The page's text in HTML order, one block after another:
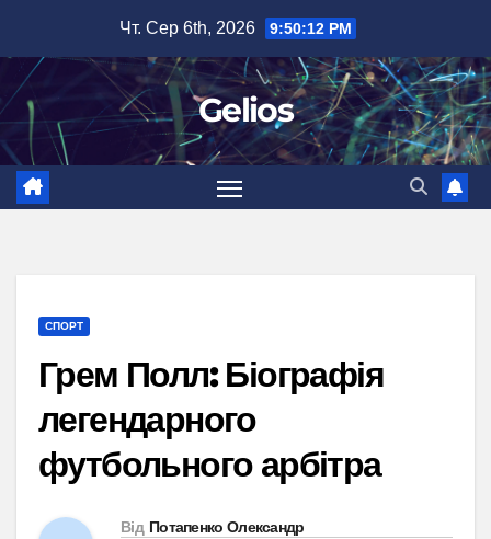
вмісту
Чт. Сер 6th, 2026 9:50:13 PM
Gelios
СПОРТ
Грем Полл: Біографія
легендарного
футбольного арбітра
Від Потапенко Олександр